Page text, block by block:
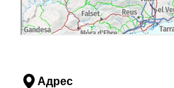
Адрес